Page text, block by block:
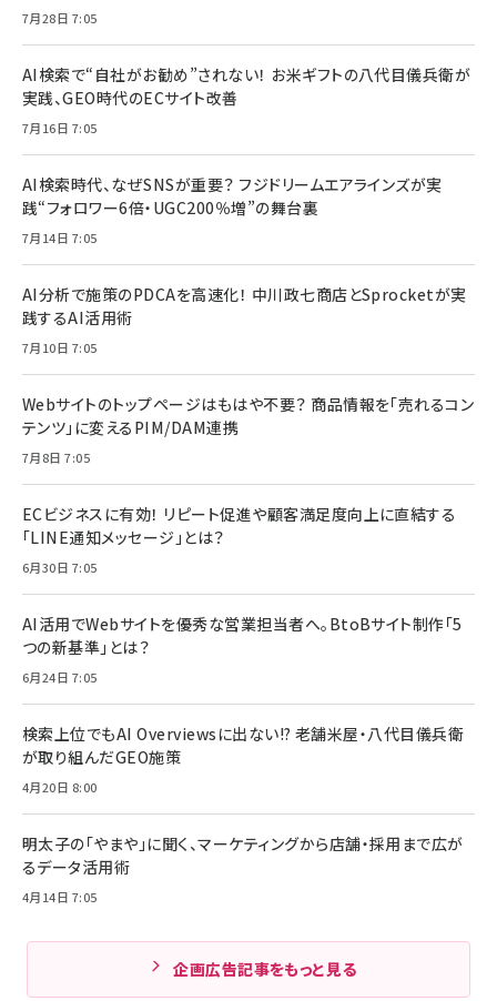
7月28日 7:05
AI検索で“自社がお勧め”されない！ お米ギフトの八代目儀兵衛が
実践、GEO時代のECサイト改善
7月16日 7:05
AI検索時代、なぜSNSが重要？ フジドリームエアラインズが実
践“フォロワー6倍・UGC200％増”の舞台裏
7月14日 7:05
AI分析で施策のPDCAを高速化！ 中川政七商店とSprocketが実
践するAI活用術
7月10日 7:05
Webサイトのトップページはもはや不要？ 商品情報を「売れるコン
テンツ」に変えるPIM/DAM連携
7月8日 7:05
ECビジネスに有効！ リピート促進や顧客満足度向上に直結する
「LINE通知メッセージ」とは？
6月30日 7:05
AI活用でWebサイトを優秀な営業担当者へ。BtoBサイト制作「5
つの新基準」とは？
6月24日 7:05
検索上位でもAI Overviewsに出ない!? 老舗米屋・八代目儀兵衛
が取り組んだGEO施策
4月20日 8:00
明太子の「やまや」に聞く、マーケティングから店舗・採用まで広が
るデータ活用術
4月14日 7:05
企画広告記事をもっと見る